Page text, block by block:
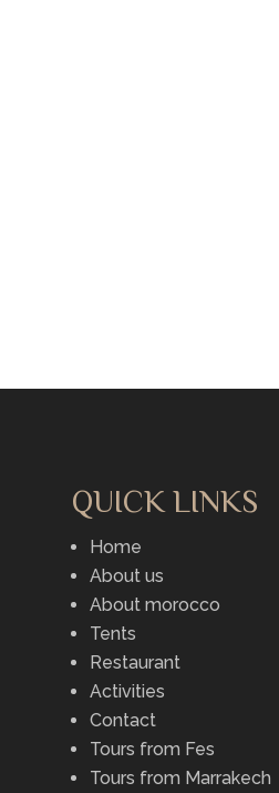
QUICK LINKS
Home
About us
About morocco
Tents
Restaurant
Activities
Contact
Tours from Fes
Tours from Marrakech